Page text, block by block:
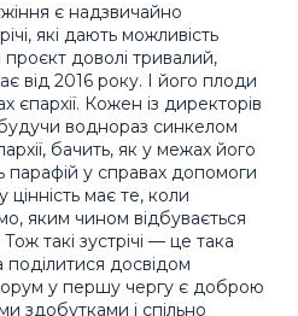
є надзвичайно
які дають можливість
доволі тривалий,
від 2016 року. І його плоди
Кожен із директорів
будучи воднораз синкелом
бачить, як у межах його
парафій у справах допомоги
має те, коли
яким чином відбувається
такі зустрічі — це така
поділитися досвідом
у першу чергу є доброю
здобутками і спільно